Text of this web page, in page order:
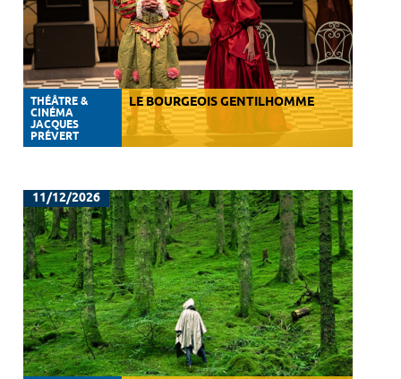
THÉÂTRE &
CINÉMA
JACQUES
PRÉVERT
LE BOURGEOIS GENTILHOMME
11/12/2026